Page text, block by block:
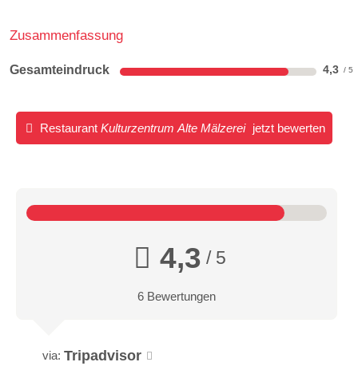
Zusammenfassung
Gesamteindruck 4,3
Restaurant Kulturzentrum Alte Mälzerei jetzt bewerten
4,3 / 5
6 Bewertungen
via: Tripadvisor